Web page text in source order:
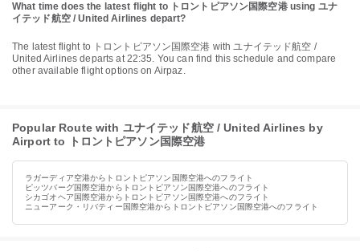
What time does the latest flight to トロントピアソン国際空港 using ユナ
イテッド航空 / United Airlines depart?
The latest flight to トロントピアソン国際空港 with ユナイテッド航空 /
United Airlines departs at 22:35. You can find this schedule and compare
other available flight options on Airpaz.
Popular Route with ユナイテッド航空 / United Airlines by
Airport to トロントピアソン国際空港
ラガーディア空港からトロントピアソン国際空港へのフライト
ピッツバーグ国際空港からトロントピアソン国際空港へのフライト
シカゴオヘア国際空港からトロントピアソン国際空港へのフライト
ニューアーク・リバティー国際空港からトロントピアソン国際空港へのフライト